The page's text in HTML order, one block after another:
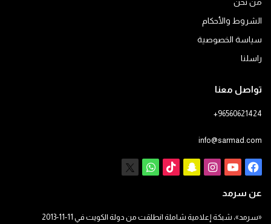
من نحن
الشروط والأحكام
سياسة الخصوصية
راسلنا
تواصل معنا
+96560621424
info@sarmad.com
فيسبوكيوتيوبانستقرام
سناب ‫TikTokواتساب
عن سرمد
«سرمد»، شبكة إعلامية شاملة انطلقت من دولة الكويت في 11-11-2013